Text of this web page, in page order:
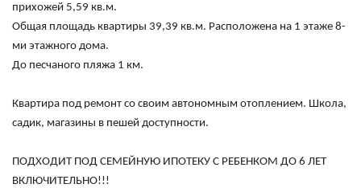
прихожей 5,59 кв.м.
Общая площадь квартиры 39,39 кв.м. Расположена на 1 этаже 8-
ми этажного дома.
До песчаного пляжа 1 км.
Квартира под ремонт со своим автономным отоплением. Школа,
садик, магазины в пешей доступности.
ПОДХОДИТ ПОД СЕМЕЙНУЮ ИПОТЕКУ С РЕБЕНКОМ ДО 6 ЛЕТ
ВКЛЮЧИТЕЛЬНО!!!